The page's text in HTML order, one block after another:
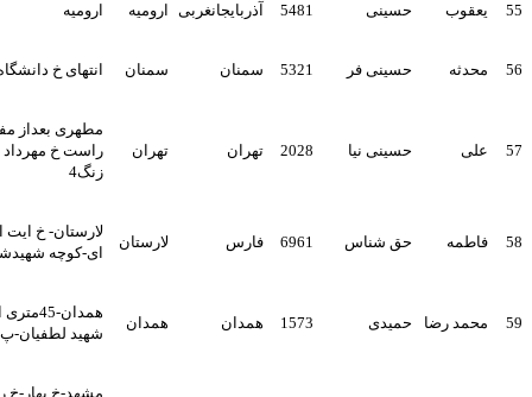
حسینی 5481 آذربایجانغربی ارومیه ارومیه
حسینی فر 5321 سمنان سمنان انتهای خ دانشگاه پ285
حسینی نیا 2028 تهران تهران
مطهری بعداز مفتح سمت
راست خ مهرداد ط3 پلاک9
حق شناس 6961 فارس لارستان
لارستان- خ ایت اله خامنه
ای-کوچه شهیدشیخی
حمیدی 1573 همدان همدان
همدان-45متری اعتمادیه-ک
شهید لطفیان-پ5
مشهد-خ بهار-خ رزم-رزم 4-